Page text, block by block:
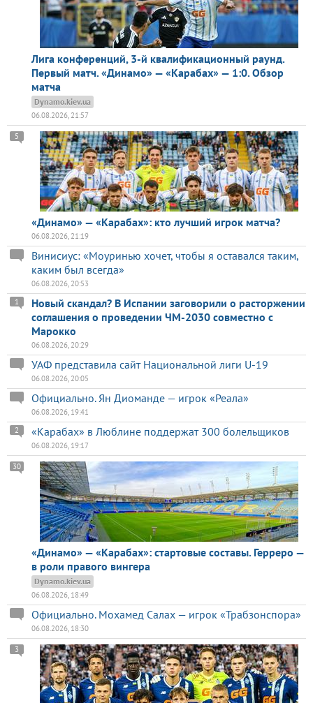
Лига конференций, 3-й квалификационный раунд.
Первый матч. «Динамо» — «Карабах» — 1:0. Обзор
матча
Dynamo.kiev.ua
06.08.2026, 21:57
«Динамо» — «Карабах»: кто лучший игрок матча?
5
06.08.2026, 21:19
Винисиус: «Моуринью хочет, чтобы я оставался таким,
каким был всегда»
06.08.2026, 20:53
Новый скандал? В Испании заговорили о расторжении
соглашения о проведении ЧМ-2030 совместно с
Марокко
1
06.08.2026, 20:29
УАФ представила сайт Национальной лиги U-19
06.08.2026, 20:05
Официально. Ян Диоманде — игрок «Реала»
06.08.2026, 19:41
«Карабах» в Люблине поддержат 300 болельщиков
2
06.08.2026, 19:17
«Динамо» — «Карабах»: стартовые составы. Герреро —
в роли правого вингера
30
Dynamo.kiev.ua
06.08.2026, 18:49
Официально. Мохамед Салах — игрок «Трабзонспора»
06.08.2026, 18:30
3